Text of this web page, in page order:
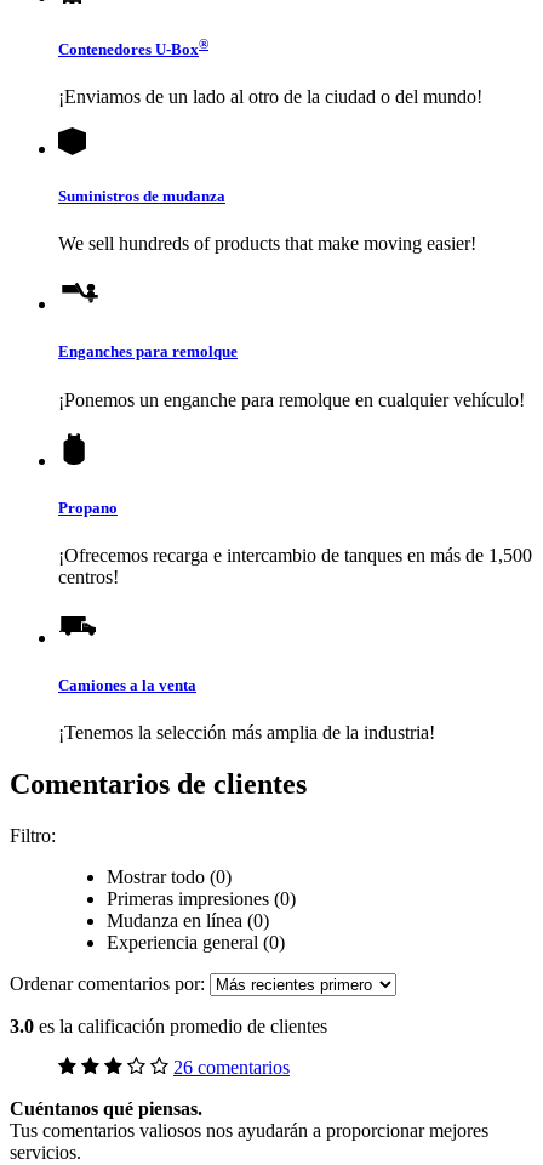
Contenedores U-Box®
¡Enviamos de un lado al otro de la ciudad o del mundo!
Suministros de mudanza
We sell hundreds of products that make moving easier!
Enganches para remolque
¡Ponemos un enganche para remolque en cualquier vehículo!
Propano
¡Ofrecemos recarga e intercambio de tanques en más de 1,500
centros!
Camiones a la venta
¡Tenemos la selección más amplia de la industria!
Comentarios de clientes
Filtro:
Mostrar todo (0)
Primeras impresiones (0)
Mudanza en línea (0)
Experiencia general (0)
Ordenar comentarios por:
3.0 es la calificación promedio de clientes
26 comentarios
Cuéntanos qué piensas.
Tus comentarios valiosos nos ayudarán a proporcionar mejores
servicios.